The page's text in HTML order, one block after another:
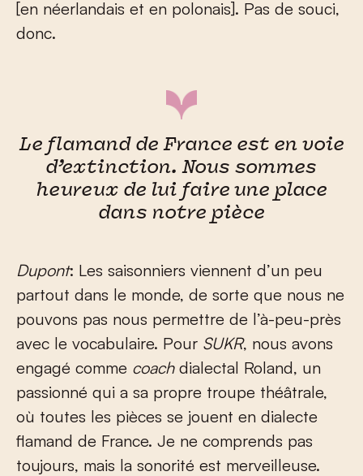
[en néerlandais et en polonais]. Pas de souci,
donc.
Le flamand de France est en voie
d’extinction. Nous sommes
heureux de lui faire une place
dans notre pièce
Dupont: Les saisonniers viennent d’un peu
partout dans le monde, de sorte que nous ne
pouvons pas nous permettre de l’à-peu-près
avec le vocabulaire. Pour SUKR, nous avons
engagé comme coachdialectal Roland, un
passionné qui a sa propre troupe théâtrale,
où toutes les pièces se jouent en dialecte
flamand de France. Je ne comprends pas
toujours, mais la sonorité est merveilleuse.